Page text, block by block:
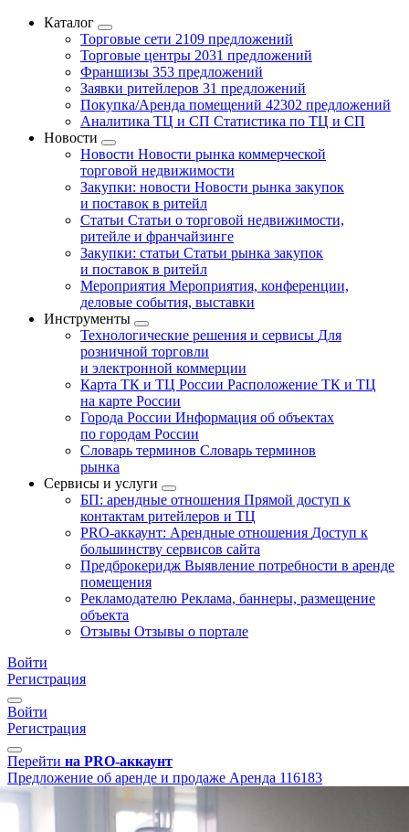
Каталог
Торговые сети 2109 предложений
Торговые центры 2031 предложений
Франшизы 353 предложений
Заявки ритейлеров 31 предложений
Покупка/Аренда помещений 42302 предложений
Аналитика ТЦ и СП Статистика по ТЦ и СП
Новости
Новости Новости рынка коммерческой
торговой недвижимости
Закупки: новости Новости рынка закупок
и поставок в ритейл
Статьи Статьи о торговой недвижимости,
ритейле и франчайзинге
Закупки: статьи Статьи рынка закупок
и поставок в ритейл
Мероприятия Мероприятия, конференции,
деловые события, выставки
Инструменты
Технологические решения и сервисы Для
розничной торговли
и электронной коммерции
Карта ТК и ТЦ России Расположение ТК и ТЦ
на карте России
Города России Информация об объектах
по городам России
Словарь терминов Словарь терминов
рынка
Сервисы и услуги
БП: арендные отношения Прямой доступ к
контактам ритейлеров и ТЦ
PRO-аккаунт: Арендные отношения Доступ к
большинству сервисов сайта
Предброкеридж Выявление потребности в аренде
помещения
Рекламодателю Реклама, баннеры, размещение
объекта
Отзывы Отзывы о портале
Войти
Регистрация
Войти
Регистрация
Перейти на PRO-аккаунт
Предложение об аренде и продаже Аренда 116183